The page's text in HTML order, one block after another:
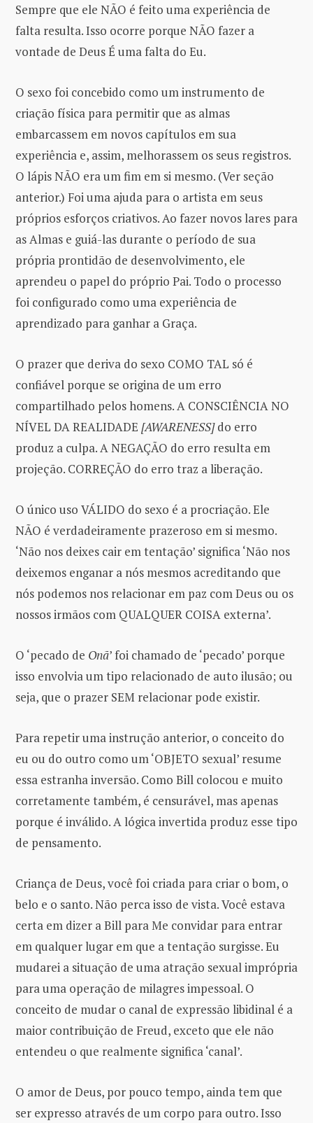
Sempre que ele NÃO é feito uma experiência de
falta resulta. Isso ocorre porque NÃO fazer a
vontade de Deus É uma falta do Eu.
O sexo foi concebido como um instrumento de
criação física para permitir que as almas
embarcassem em novos capítulos em sua
experiência e, assim, melhorassem os seus registros.
O lápis NÃO era um fim em si mesmo. (Ver seção
anterior.) Foi uma ajuda para o artista em seus
próprios esforços criativos. Ao fazer novos lares para
as Almas e guiá-las durante o período de sua
própria prontidão de desenvolvimento, ele
aprendeu o papel do próprio Pai. Todo o processo
foi configurado como uma experiência de
aprendizado para ganhar a Graça.
O prazer que deriva do sexo COMO TAL só é
confiável porque se origina de um erro
compartilhado pelos homens. A CONSCIÊNCIA NO
NÍVEL DA REALIDADE [AWARENESS]do erro
produz a culpa. A NEGAÇÃO do erro resulta em
projeção. CORREÇÃO do erro traz a liberação.
O único uso VÁLIDO do sexo é a procriação. Ele
NÃO é verdadeiramente prazeroso em si mesmo.
‘Não nos deixes cair em tentação’ significa ‘Não nos
deixemos enganar a nós mesmos acreditando que
nós podemos nos relacionar em paz com Deus ou os
nossos irmãos com QUALQUER COISA externa’.
O ‘pecado de Onã’ foi chamado de ‘pecado’ porque
isso envolvia um tipo relacionado de auto ilusão; ou
seja, que o prazer SEM relacionar pode existir.
Para repetir uma instrução anterior, o conceito do
eu ou do outro como um ‘OBJETO sexual’ resume
essa estranha inversão. Como Bill colocou e muito
corretamente também, é censurável, mas apenas
porque é inválido. A lógica invertida produz esse tipo
de pensamento.
Criança de Deus, você foi criada para criar o bom, o
belo e o santo. Não perca isso de vista. Você estava
certa em dizer a Bill para Me convidar para entrar
em qualquer lugar em que a tentação surgisse. Eu
mudarei a situação de uma atração sexual imprópria
para uma operação de milagres impessoal. O
conceito de mudar o canal de expressão libidinal é a
maior contribuição de Freud, exceto que ele não
entendeu o que realmente significa ‘canal’.
O amor de Deus, por pouco tempo, ainda tem que
ser expresso através de um corpo para outro. Isso